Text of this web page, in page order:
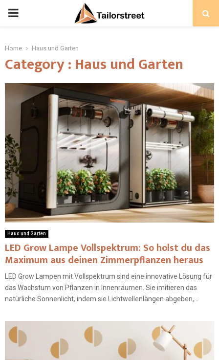
PRIMARY
Home Haus und Garten
Category : Haus und Garten
Haus und Garten
LED Grow Lampe Vollspektrum: So holst du das
Maximum aus deinen Zimmerpflanzen heraus
LED Grow Lampen mit Vollspektrum sind eine innovative Lösung für
das Wachstum von Pflanzen in Innenräumen. Sie imitieren das
natürliche Sonnenlicht, indem sie Lichtwellenlängen abgeben,...